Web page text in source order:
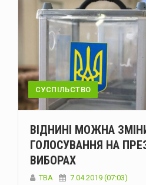
СУСПІЛЬСТВО
ВІДНИНІ МОЖНА
ГОЛОСУВАННЯ НА
ВИБОРАХ
TBA 7.04.2019 (07:03)